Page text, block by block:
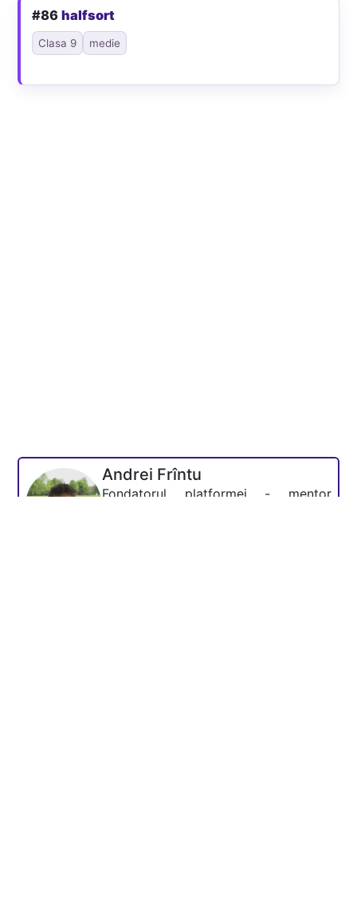
#86halfsort
Clasa 9 medie
Andrei Frîntu
Fondatorul platformei - mentor